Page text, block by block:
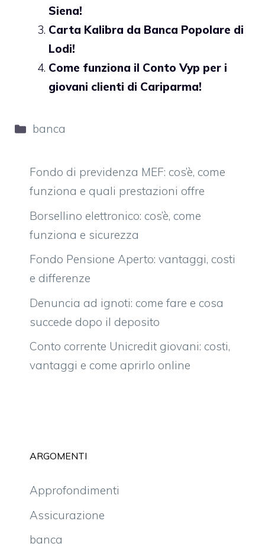
Siena!
Carta Kalibra da Banca Popolare di
Lodi!
Come funziona il Conto Vyp per i
giovani clienti di Cariparma!
Categorie
banca
Fondo di previdenza MEF: cos’è, come
funziona e quali prestazioni offre
Borsellino elettronico: cos’è, come
funziona e sicurezza
Fondo Pensione Aperto: vantaggi, costi
e differenze
Denuncia ad ignoti: come fare e cosa
succede dopo il deposito
Conto corrente Unicredit giovani: costi,
vantaggi e come aprirlo online
ARGOMENTI
Approfondimenti
Assicurazione
banca